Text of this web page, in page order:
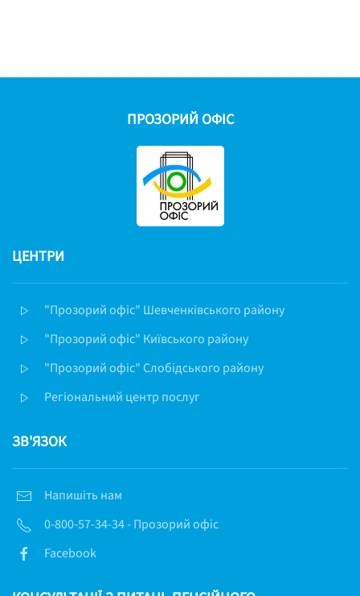
ПРОЗОРИЙ ОФІС
ЦЕНТРИ
"Прозорий офіс" Шевченківського району
"Прозорий офіс" Київського району
"Прозорий офіс" Слобідського району
Регіональний центр послуг
ЗВ'ЯЗОК
Напишіть нам
0-800-57-34-34 - Прозорий офіс
Facebook